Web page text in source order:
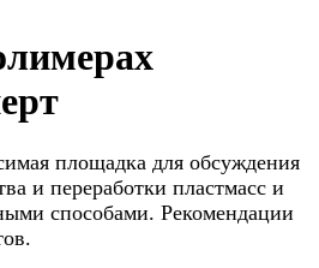
площадка для обсуждения
и переработки пластмасс и
способами. Рекомендации